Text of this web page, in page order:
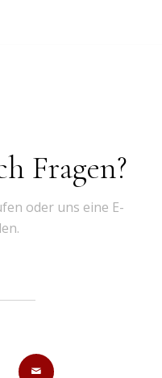
Fragen?
oder uns eine E-